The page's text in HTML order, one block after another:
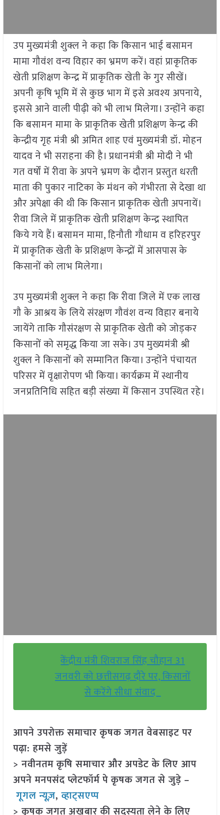
उप मुख्यमंत्री शुक्ल ने कहा कि किसान भाई बसामन
मामा गौवंश वन्य विहार का भ्रमण करें। वहां प्राकृतिक
खेती प्रशिक्षण केन्द्र में प्राकृतिक खेती के गुर सीखें।
अपनी कृषि भूमि में से कुछ भाग में इसे अवश्य अपनाये,
इससे आने वाली पीढ़ी को भी लाभ मिलेगा। उन्होंने कहा
कि बसामन मामा के प्राकृतिक खेती प्रशिक्षण केन्द्र की
केन्द्रीय गृह मंत्री श्री अमित शाह एवं मुख्यमंत्री डॉ. मोहन
यादव ने भी सराहना की है। प्रधानमंत्री श्री मोदी ने भी
गत वर्षों में रीवा के अपने भ्रमण के दौरान प्रस्तुत धरती
माता की पुकार नाटिका के मंथन को गंभीरता से देखा था
और अपेक्षा की थी कि किसान प्राकृतिक खेती अपनायें।
रीवा जिले में प्राकृतिक खेती प्रशिक्षण केन्द्र स्थापित
किये गये हैं। बसामन मामा, हिनौती गौधाम व हरिहरपुर
में प्राकृतिक खेती के प्रशिक्षण केन्द्रों में आसपास के
किसानों को लाभ मिलेगा।
उप मुख्यमंत्री शुक्ल ने कहा कि रीवा जिले में एक लाख
गौ के आश्रय के लिये संरक्षण गौवंश वन्य विहार बनाये
जायेंगे ताकि गौसंरक्षण से प्राकृतिक खेती को जोड़कर
किसानों को समृद्ध किया जा सके। उप मुख्यमंत्री श्री
शुक्ल ने किसानों को सम्मानित किया। उन्होंने पंचायत
परिसर में वृक्षारोपण भी किया। कार्यक्रम में स्थानीय
जनप्रतिनिधि सहित बड़ी संख्या में किसान उपस्थित रहे।
केंद्रीय मंत्री शिवराज सिंह चौहान 31
जनवरी को छत्तीसगढ़ दौरे पर, किसानों
से करेंगे सीधा संवाद
आपने उपरोक्त समाचार कृषक जगत वेबसाइट पर
पढ़ा: हमसे जुड़ें
> नवीनतम कृषि समाचार और अपडेट के लिए आप
अपने मनपसंद प्लेटफॉर्म पे कृषक जगत से जुड़े –
गूगल न्यूज़,व्हाट्सएप्प